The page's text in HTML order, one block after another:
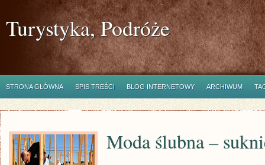
Turystyka, Podróże
STRONA GŁÓWNA SPIS TREŚCI BLOG INTERNETOWY ARCHIWUM
Moda ślubna –